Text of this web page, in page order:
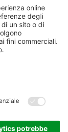
ISCRIVITI
CIN